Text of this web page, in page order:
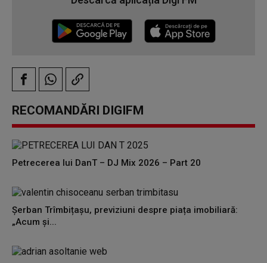
RECOMANDĂRI DIGIFM
Petrecerea lui DanT – DJ Mix 2026 – Part 20
Șerban Trîmbițașu, previziuni despre piața imobiliară:
„Acum și...